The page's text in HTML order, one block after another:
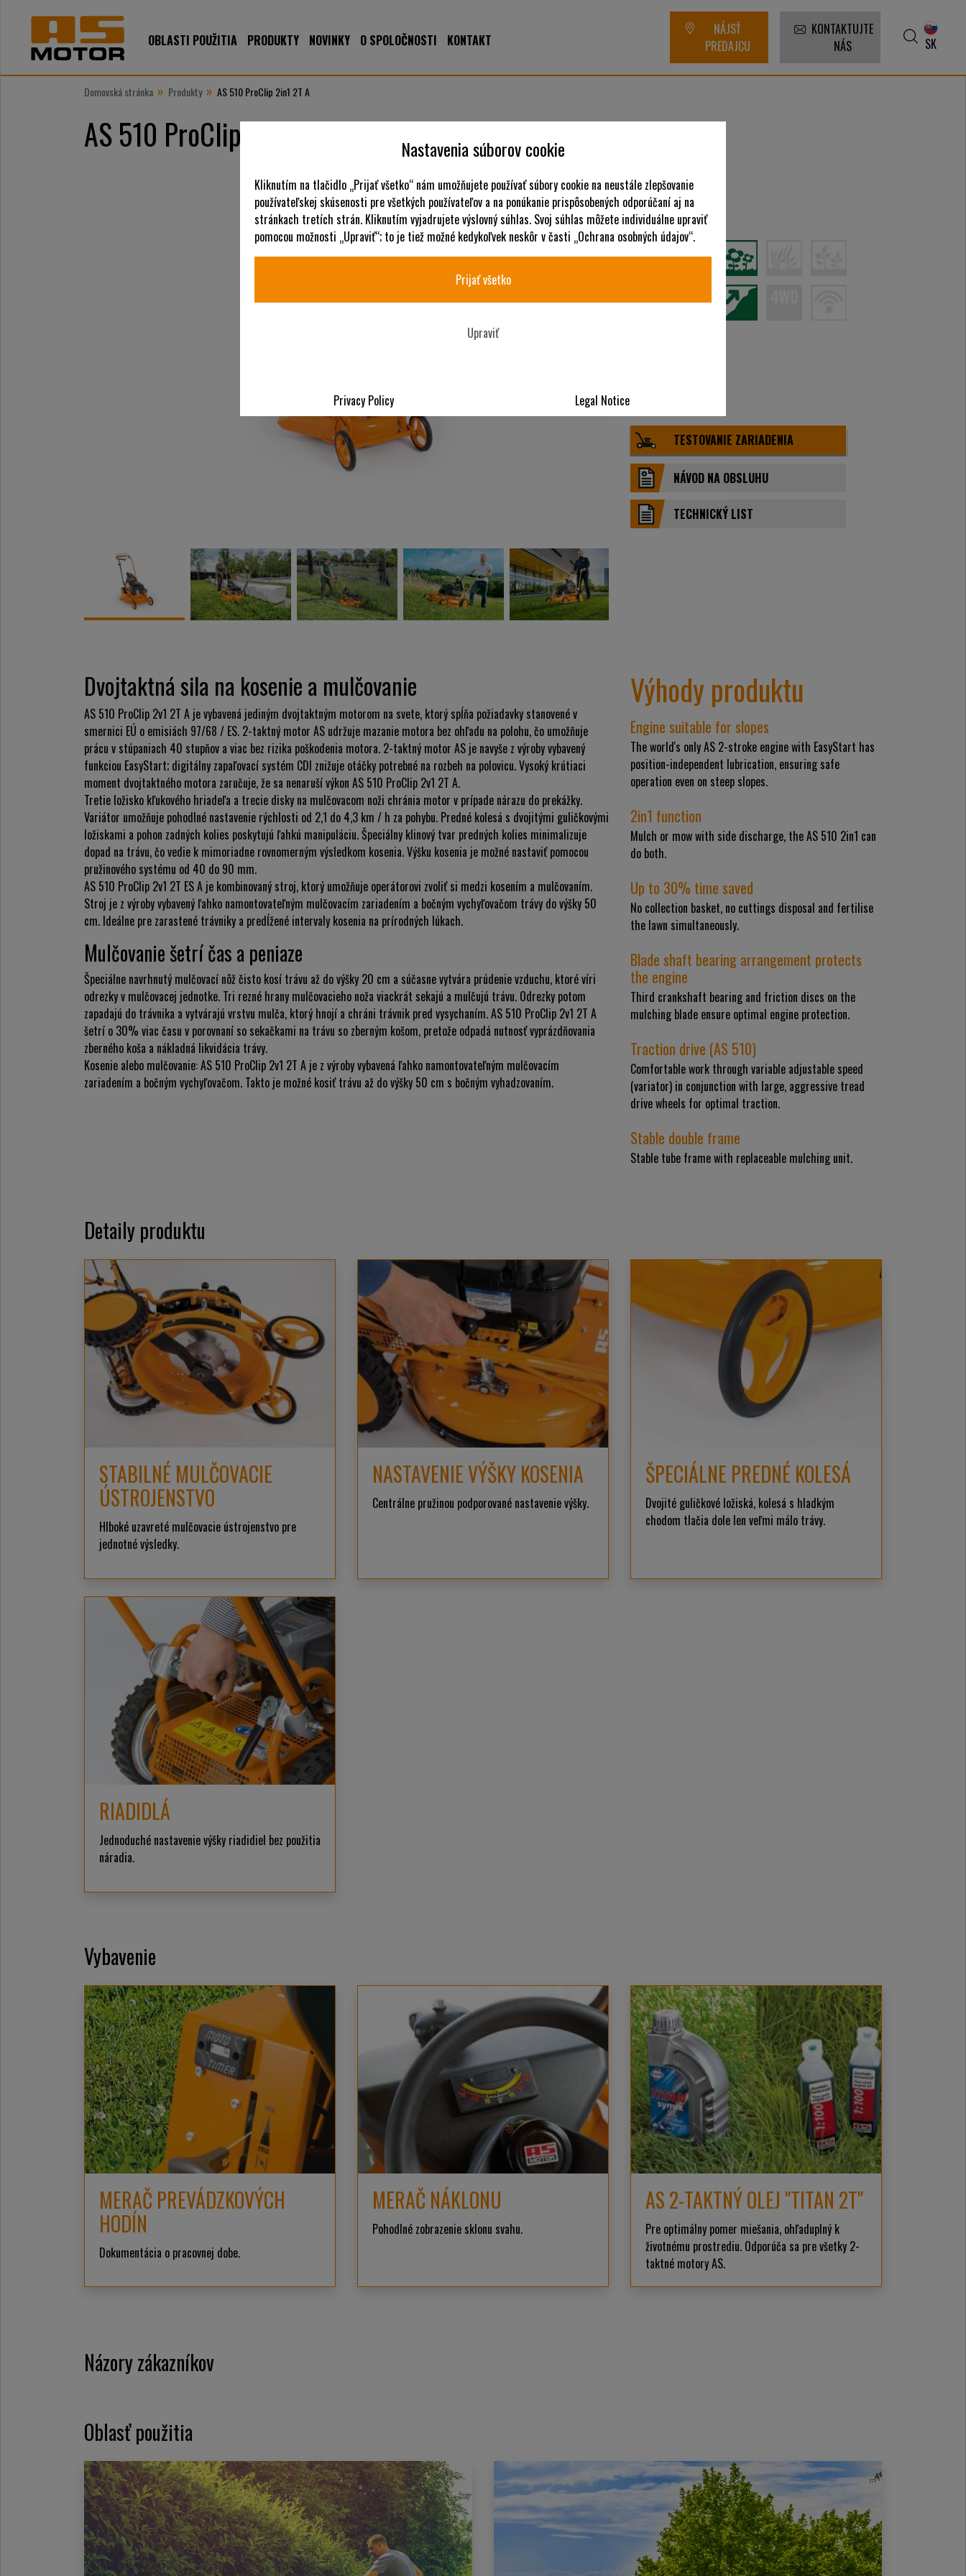
OBLASTI POUŽITIA PRODUKTY NOVINKY O SPOLOČNOSTI KONTAKT
NÁJSŤ
PREDAJCU
KONTAKTUJTE
NÁS
SK
Domovská stránka » Produkty » AS 510 ProClip 2in1 2T A
AS 510 ProClip 2in1 2T A
Nasadenie
TESTOVANIE ZARIADENIA
NÁVOD NA OBSLUHU
TECHNICKÝ LIST
Dvojtaktná sila na kosenie a mulčovanie
AS 510 ProClip 2v1 2T A je vybavená jediným dvojtaktným motorom na svete, ktorý spĺňa požiadavky stanovené v
smernici EÚ o emisiách 97/68 / ES. 2-taktný motor AS udržuje mazanie motora bez ohľadu na polohu, čo umožňuje
prácu v stúpaniach 40 stupňov a viac bez rizika poškodenia motora. 2-taktný motor AS je navyše z výroby vybavený
funkciou EasyStart; digitálny zapaľovací systém CDI znižuje otáčky potrebné na rozbeh na polovicu. Vysoký krútiaci
moment dvojtaktného motora zaručuje, že sa nenaruší výkon AS 510 ProClip 2v1 2T A.
Tretie ložisko kľukového hriadeľa a trecie disky na mulčovacom noži chránia motor v prípade nárazu do prekážky.
Variátor umožňuje pohodlné nastavenie rýchlosti od 2,1 do 4,3 km / h za pohybu. Predné kolesá s dvojitými guličkovými
ložiskami a pohon zadných kolies poskytujú ľahkú manipuláciu. Špeciálny klinový tvar predných kolies minimalizuje
dopad na trávu, čo vedie k mimoriadne rovnomerným výsledkom kosenia. Výšku kosenia je možné nastaviť pomocou
pružinového systému od 40 do 90 mm.
AS 510 ProClip 2v1 2T ES A je kombinovaný stroj, ktorý umožňuje operátorovi zvoliť si medzi kosením a mulčovaním.
Stroj je z výroby vybavený ľahko namontovateľným mulčovacím zariadením a bočným vychyľovačom trávy do výšky 50
cm. Ideálne pre zarastené trávniky a predĺžené intervaly kosenia na prírodných lúkach.
Mulčovanie šetrí čas a peniaze
Špeciálne navrhnutý mulčovací nôž čisto kosí trávu až do výšky 20 cm a súčasne vytvára prúdenie vzduchu, ktoré víri
odrezky v mulčovacej jednotke. Tri rezné hrany mulčovacieho noža viackrát sekajú a mulčujú trávu. Odrezky potom
zapadajú do trávnika a vytvárajú vrstvu mulča, ktorý hnojí a chráni trávnik pred vysychaním. AS 510 ProClip 2v1 2T A
šetrí o 30% viac času v porovnaní so sekačkami na trávu so zberným košom, pretože odpadá nutnosť vyprázdňovania
zberného koša a nákladná likvidácia trávy.
Kosenie alebo mulčovanie: AS 510 ProClip 2v1 2T A je z výroby vybavená ľahko namontovateľným mulčovacím
zariadením a bočným vychyľovačom. Takto je možné kosiť trávu až do výšky 50 cm s bočným vyhadzovaním.
Výhody produktu
Engine suitable for slopes
The world's only AS 2-stroke engine with EasyStart has
position-independent lubrication, ensuring safe
operation even on steep slopes.
2in1 function
Mulch or mow with side discharge, the AS 510 2in1 can
do both.
Up to 30% time saved
No collection basket, no cuttings disposal and fertilise
the lawn simultaneously.
Blade shaft bearing arrangement protects
the engine
Third crankshaft bearing and friction discs on the
mulching blade ensure optimal engine protection.
Traction drive (AS 510)
Comfortable work through variable adjustable speed
(variator) in conjunction with large, aggressive tread
drive wheels for optimal traction.
Stable double frame
Stable tube frame with replaceable mulching unit.
Detaily produktu
STABILNÉ MULČOVACIE
ÚSTROJENSTVO
Hlboké uzavreté mulčovacie ústrojenstvo pre
jednotné výsledky.
NASTAVENIE VÝŠKY KOSENIA
Centrálne pružinou podporované nastavenie výšky.
ŠPECIÁLNE PREDNÉ KOLESÁ
Dvojité guličkové ložiská, kolesá s hladkým
chodom tlačia dole len veľmi málo trávy.
RIADIDLÁ
Jednoduché nastavenie výšky riadidiel bez použitia
náradia.
Vybavenie
MERAČ PREVÁDZKOVÝCH
HODÍN
Dokumentácia o pracovnej dobe.
MERAČ NÁKLONU
Pohodlné zobrazenie sklonu svahu.
AS 2-TAKTNÝ OLEJ "TITAN 2T"
Pre optimálny pomer miešania, ohľaduplný k
životnému prostrediu. Odporúča sa pre všetky 2-
taktné motory AS.
Názory zákazníkov
Oblasť použitia
Nastavenia súborov cookie
Kliknutím na tlačidlo „Prijať všetko“ nám umožňujete používať súbory cookie na neustále zlepšovanie
používateľskej skúsenosti pre všetkých používateľov a na ponúkanie prispôsobených odporúčaní aj na
stránkach tretích strán. Kliknutím vyjadrujete výslovný súhlas. Svoj súhlas môžete individuálne upraviť
pomocou možnosti „Upraviť“; to je tiež možné kedykoľvek neskôr v časti „Ochrana osobných údajov“.
Prijať všetko
Upraviť
Privacy Policy Legal Notice